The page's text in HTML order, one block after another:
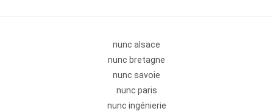
nunc alsace
nunc bretagne
nunc savoie
nunc paris
nunc ingénierie